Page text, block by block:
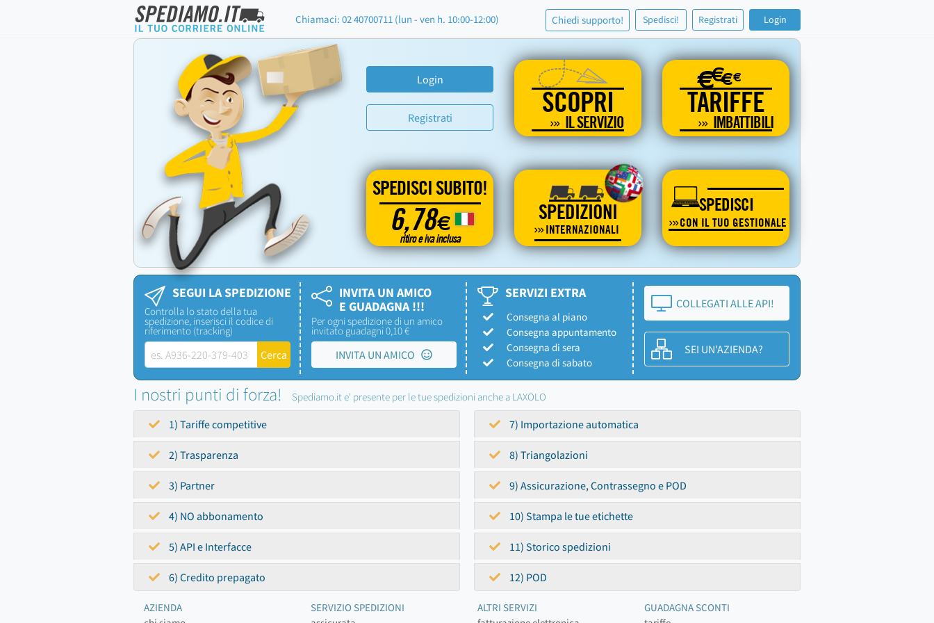
Chiamaci: 02 40700711 (lun - ven h. 10:00-12:00) Chiedi supporto! Spedisci! Registrati Login
Login
Registrati SCOPRI
IL SERVIZIO
€€€€
TARIFFE
IMBATTIBILI
SPEDISCI SUBITO!
6,78€
ritiro e iva inclusa
SPEDIZIONI
INTERNAZIONALI
SPEDISCI
CON IL TUO GESTIONALE
SEGUI LA SPEDIZIONE
Controlla lo stato della tua
spedizione, inserisci il codice di
riferimento (tracking)
INVITA UN AMICO
E GUADAGNA !!!
Per ogni spedizione di un amico
invitato guadagni 0,10 €
INVITA UN AMICO
SERVIZI EXTRA
Consegna al piano
Consegna appuntamento
Consegna di sera
Consegna di sabato
COLLEGATI ALLE API!
SEI UN'AZIENDA?
I nostri punti di forza! Spediamo.it e' presente per le tue spedizioni anche a LAXOLO
1) Tariffe competitive
2) Trasparenza
3) Partner
4) NO abbonamento
5) API e Interfacce
6) Credito prepagato
7) Importazione automatica
8) Triangolazioni
9) Assicurazione, Contrassegno e POD
10) Stampa le tue etichette
11) Storico spedizioni
12) POD
AZIENDA
SERVIZIO SPEDIZIONI
ALTRI SERVIZI
GUADAGNA SCONTI